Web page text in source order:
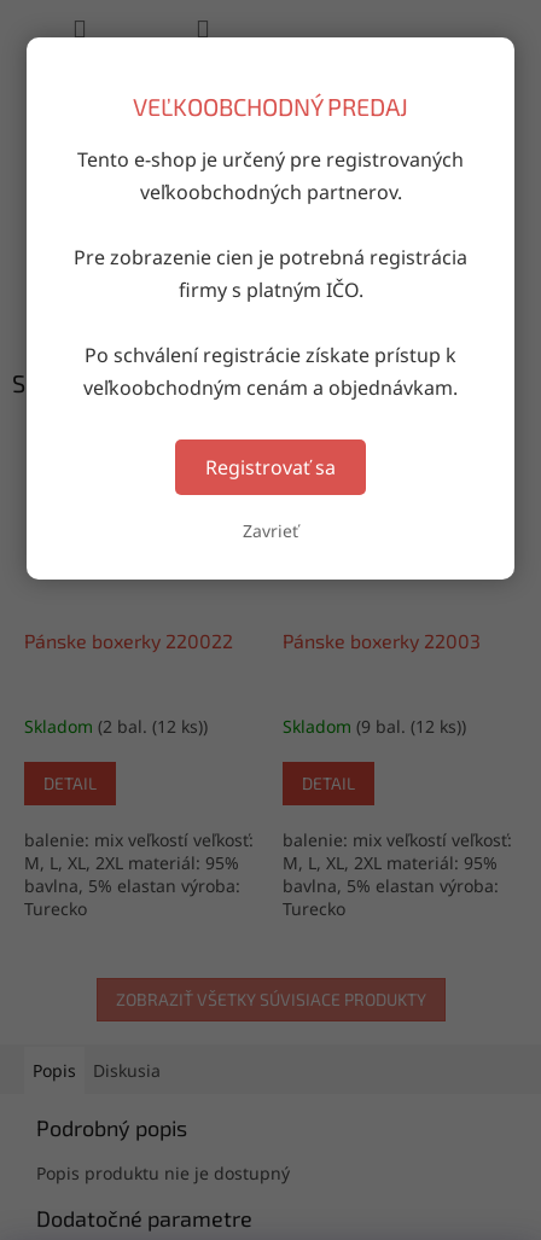
VEĽKOOBCHODNÝ PREDAJ
Tento e-shop je určený pre registrovaných
veľkoobchodných partnerov.
Pre zobrazenie cien je potrebná registrácia
firmy s platným IČO.
Po schválení registrácie získate prístup k
veľkoobchodným cenám a objednávkam.
Registrovať sa
Zavrieť
Doručenie do druhého dňa
na akúkoľvek adresu
Garancia doručenia
Súvisiaci tovar
Pánske boxerky 220022
Skladom (2 bal. (12 ks))
DETAIL
balenie: mix veľkostí veľkosť:
M, L, XL, 2XL materiál: 95%
bavlna, 5% elastan výroba:
Turecko
Pánske boxerky 22003
Skladom (9 bal. (12 ks))
DETAIL
balenie: mix veľkostí veľkosť:
M, L, XL, 2XL materiál: 95%
bavlna, 5% elastan výroba:
Turecko
ZOBRAZIŤ VŠETKY SÚVISIACE PRODUKTY
Popis Diskusia
Podrobný popis
Popis produktu nie je dostupný
Dodatočné parametre